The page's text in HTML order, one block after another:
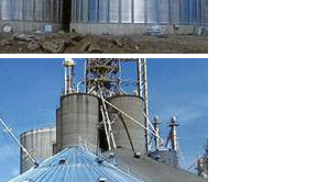
POUR AGRANDIR